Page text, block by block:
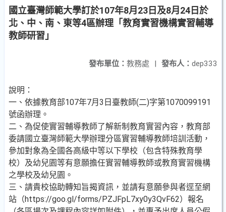
國立臺灣師範大學訂於107年8月23日及8月24日於
北、中、南、東等4區辦理「教育實習機構實習輔導
教師研習」
發布人： dep333
發布單位： 教務處 |
說明：
一、依據教育部107年7月3日臺教師(二)字第1070099191
號函辦理。
二、為促使實習輔導教師了解新制教育實習內容，教育部
委請國立臺灣師範大學辦理分區實習輔導教師培訓活動，
參加對象為全國各高級中等以下學校（包含特殊教育學
校）及幼兒園等有意願擔任實習輔導教師或教育實習機構
之學校及幼兒園。
三、請貴校協助轉知旨揭資訊，並請有意願參與者逕至網
站（https://goo.gl/forms/PZJFpL7xy0y3QvF62）報名